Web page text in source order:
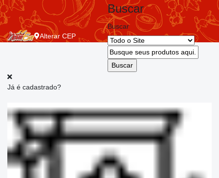
Alterar CEP
Buscar
Buscar
Já é cadastrado?